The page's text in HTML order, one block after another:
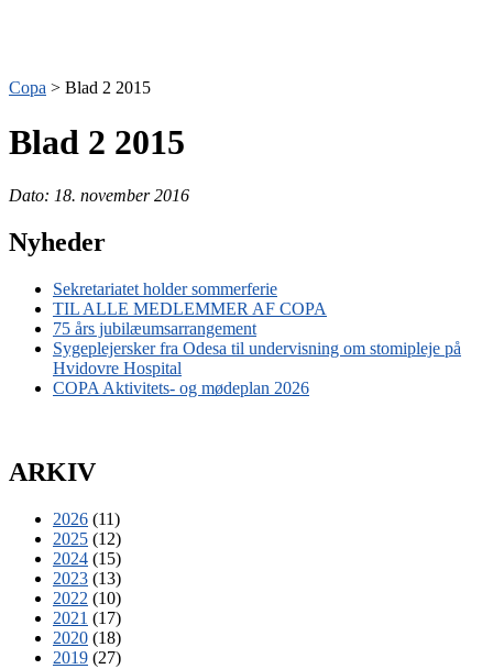
Copa > Blad 2 2015
Blad 2 2015
Dato: 18. november 2016
Nyheder
Sekretariatet holder sommerferie
TIL ALLE MEDLEMMER AF COPA
75 års jubilæumsarrangement
Sygeplejersker fra Odesa til undervisning om stomipleje på
Hvidovre Hospital
COPA Aktivitets- og mødeplan 2026
ARKIV
2026 (11)
2025 (12)
2024 (15)
2023 (13)
2022 (10)
2021 (17)
2020 (18)
2019 (27)